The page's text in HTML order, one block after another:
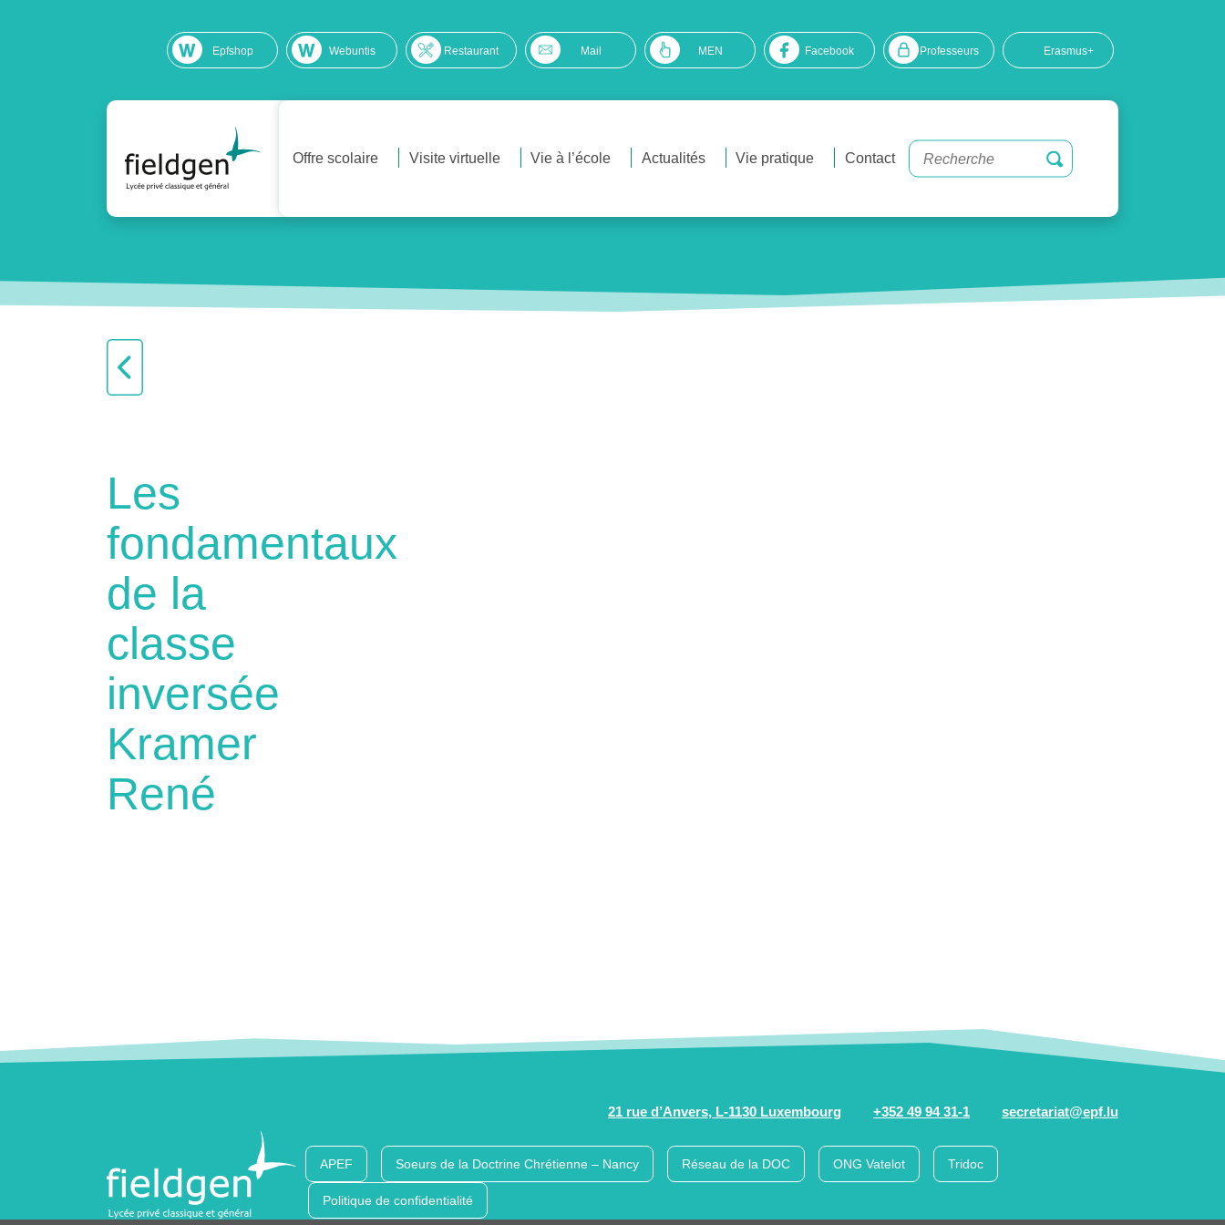
Epfshop Webuntis Restaurant Mail MEN Facebook Professeurs Erasmus+
Offre scolaire Visite virtuelle Vie à l’école Actualités Vie pratique Contact
Les
fondamentaux
de la
classe
inversée
Kramer
René
21 rue d’Anvers, L-1130 Luxembourg +352 49 94 31-1 secretariat@epf.lu
APEF Soeurs de la Doctrine Chrétienne – Nancy Réseau de la DOC ONG Vatelot Tridoc
Politique de confidentialité